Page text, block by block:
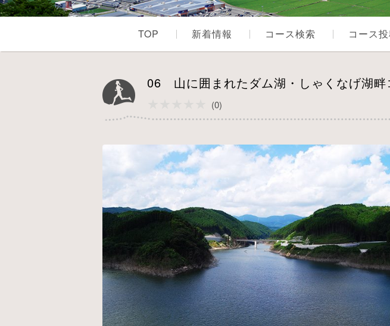
TOP 新着情報 コース検索 コース
06 山に囲まれたダム湖・しゃくなげ湖畔
(0)